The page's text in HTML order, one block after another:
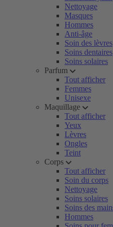
Nettoyage
Masques
Hommes
Anti-âge
Soin des lèvres
Soins dentaires
Soins solaires
Parfum
Tout afficher
Femmes
Unisexe
Maquillage
Tout afficher
Yeux
Lèvres
Ongles
Teint
Corps
Tout afficher
Soin du corps
Nettoyage
Soins solaires
Soins des
Hommes